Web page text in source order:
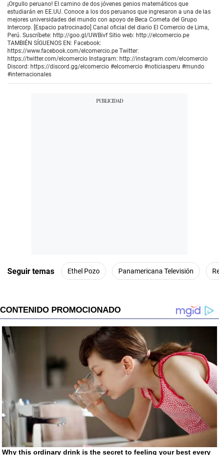
¡Orgullo peruano! El camino de dos jóvenes genios matemáticos que
estudiarán en EE.UU. Conoce a los dos peruanos que ingresaron a una de las
mejores universidades del mundo con apoyo de Beca Cometa del Grupo
Intercorp. [Espacio patrocinado] Canal oficial del diario El Comercio de Lima,
Perú. Suscríbete: http://goo.gl/UWBivf Sitio web: http://elcomercio.pe
TAMBIÉN SÍGUENOS EN: Facebook:
https://www.facebook.com/elcomercio.pe Twitter:
https://twitter.com/elcomercio Instagram: http://instagram.com/elcomercio
Discord: https://discord.gg/elcomercio #elcomercio #noticiasperu #mundo
#internacionales
Seguir temas Ethel Pozo Panamericana Televisión